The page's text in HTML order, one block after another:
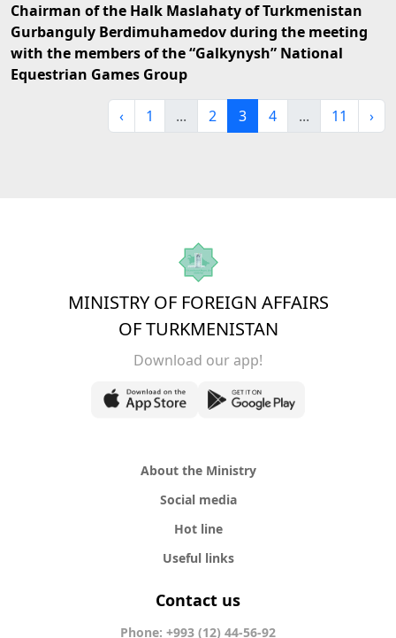
Chairman of the Halk Maslahaty of Turkmenistan
Gurbanguly Berdimuhamedov during the meeting
with the members of the “Galkynysh” National
Equestrian Games Group
‹ 1 ... 2 3 4 ... 11 ›
MINISTRY OF FOREIGN AFFAIRS
OF TURKMENISTAN
Download our app!
About the Ministry
Social media
Hot line
Useful links
Contact us
Phone: +993 (12) 44-56-92